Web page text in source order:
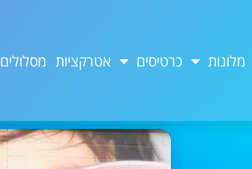
מלונות כרטיסים אטרקציות מסלולים